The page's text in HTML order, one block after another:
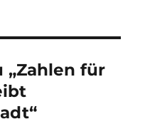
„Zahlen für